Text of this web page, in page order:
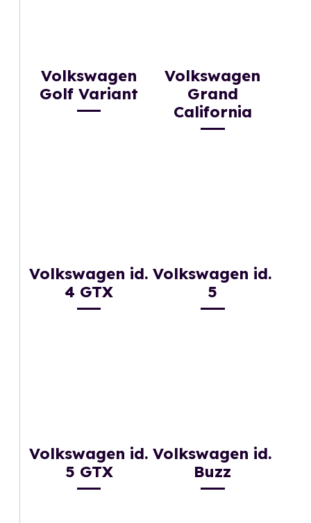
Volkswagen
Golf Variant
Volkswagen
Grand
California
Volkswagen id.
4 GTX
Volkswagen id.
5
Volkswagen id.
5 GTX
Volkswagen id.
Buzz